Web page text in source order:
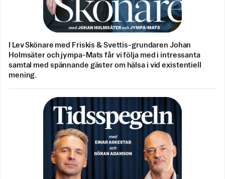
I Lev Skönare med Friskis & Svettis-grundaren Johan
Holmsäter och jympa-Mats får vi följa med i intressanta
samtal med spännande gäster om hälsa i vid existentiell
mening.